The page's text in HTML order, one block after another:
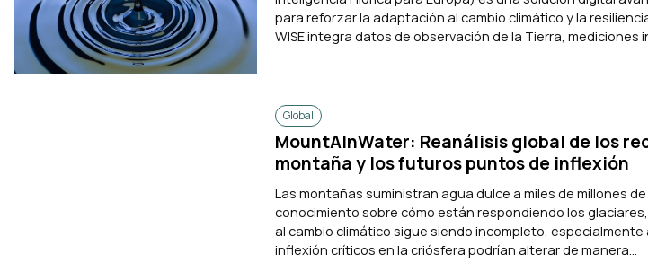
para reforzar la adaptación al cambio climático y la
WISE integra datos de observación de la Tierra, mediciones
Global
MountAInWater: Reanálisis global de los
montaña y los futuros puntos de inflexión
Las montañas suministran agua dulce a miles de millones
conocimiento sobre cómo están respondiendo los
al cambio climático sigue siendo incompleto,
inflexión críticos en la criósfera podrían alterar de manera...